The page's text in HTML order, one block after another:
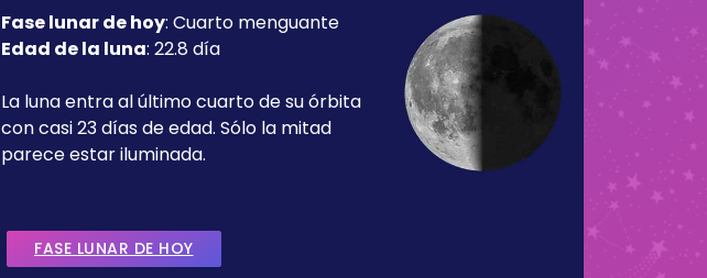
Fase lunar de hoy: Cuarto menguante
Edad de la luna: 22.8 día
La luna entra al último cuarto de su órbita
con casi 23 días de edad. Sólo la mitad
parece estar iluminada.
FASE LUNAR DE HOY